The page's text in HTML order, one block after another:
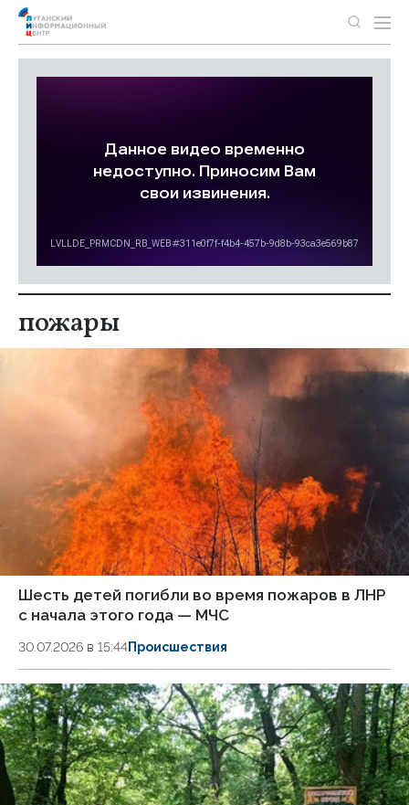
пожары
Шесть детей погибли во время пожаров в ЛНР
с начала этого года — МЧС
30.07.2026 в 15:44Происшествия